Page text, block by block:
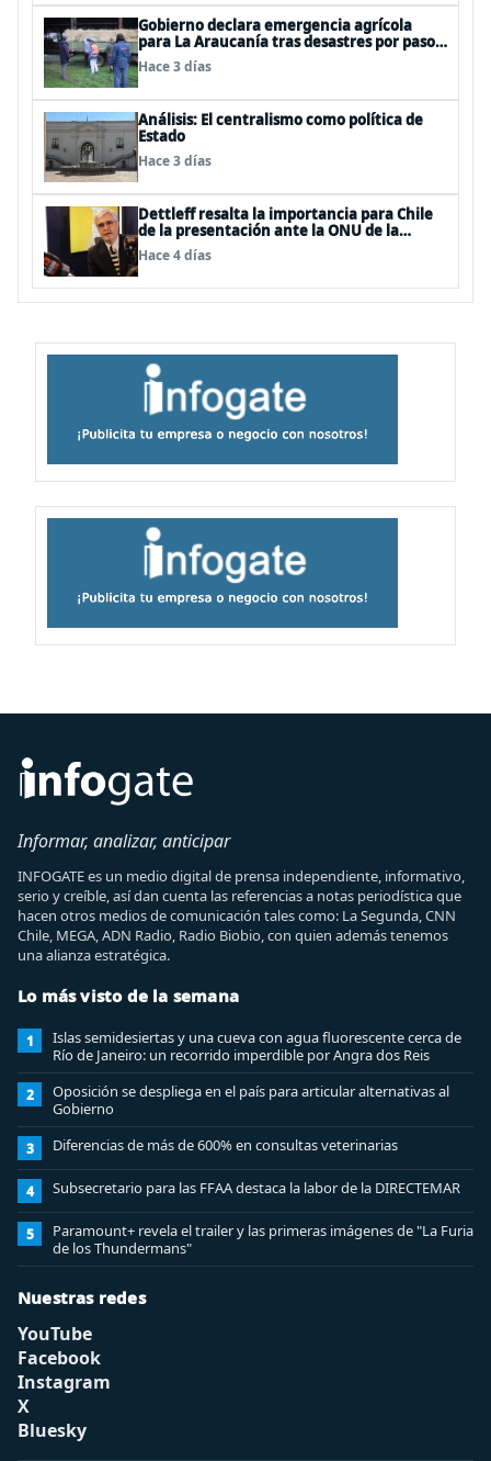
Gobierno declara emergencia agrícola
para La Araucanía tras desastres por pasos
de sistemas frontales
Hace 3 días
Análisis: El centralismo como política de
Estado
Hace 3 días
Dettleff resalta la importancia para Chile
de la presentación ante la ONU de la
Plataforma Continental Extendida del
Archipiélago Juan Fernández
Hace 4 días
Informar, analizar, anticipar
INFOGATE es un medio digital de prensa independiente, informativo,
serio y creíble, así dan cuenta las referencias a notas periodística que
hacen otros medios de comunicación tales como: La Segunda, CNN
Chile, MEGA, ADN Radio, Radio Biobio, con quien además tenemos
una alianza estratégica.
Lo más visto de la semana
1
Islas semidesiertas y una cueva con agua fluorescente cerca de
Río de Janeiro: un recorrido imperdible por Angra dos Reis
2
Oposición se despliega en el país para articular alternativas al
Gobierno
3 Diferencias de más de 600% en consultas veterinarias
4 Subsecretario para las FFAA destaca la labor de la DIRECTEMAR
5
Paramount+ revela el trailer y las primeras imágenes de "La Furia
de los Thundermans"
Nuestras redes
YouTube
Facebook
Instagram
X
Bluesky